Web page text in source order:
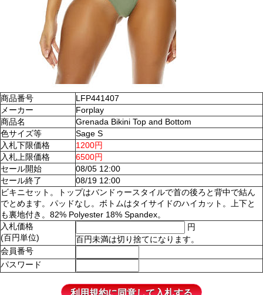
商品番号
LFP441407
メーカー
Forplay
商品名
Grenada Bikini Top and Bottom
色サイズ等
Sage S
入札下限価格
1200円
入札上限価格
6500円
セール開始
08/05 12:00
セール終了
08/19 12:00
ビキニセット。トップはバンドゥースタイルで首の後ろと背中で結ん
でとめます。パッドなし。ボトムはタイサイドのハイカット。上下と
も裏地付き。82% Polyester 18% Spandex。
入札価格
(百円単位)
円
百円未満は切り捨てになります。
会員番号
パスワード